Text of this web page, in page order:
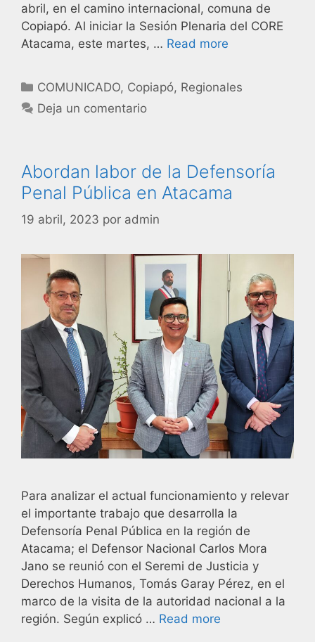
abril, en el camino internacional, comuna de
Copiapó. Al iniciar la Sesión Plenaria del CORE
Atacama, este martes, … Read more
COMUNICADO, Copiapó, Regionales
Deja un comentario
Abordan labor de la Defensoría
Penal Pública en Atacama
19 abril, 2023 por admin
Para analizar el actual funcionamiento y relevar
el importante trabajo que desarrolla la
Defensoría Penal Pública en la región de
Atacama; el Defensor Nacional Carlos Mora
Jano se reunió con el Seremi de Justicia y
Derechos Humanos, Tomás Garay Pérez, en el
marco de la visita de la autoridad nacional a la
región. Según explicó … Read more